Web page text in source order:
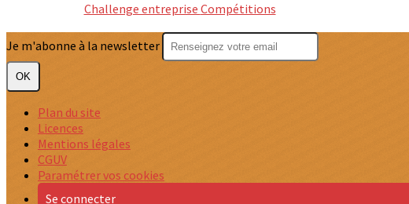
Challenge entreprise Compétitions
Je m'abonne à la newsletter
OK
Plan du site
Licences
Mentions légales
CGUV
Paramétrer vos cookies
Se connecter